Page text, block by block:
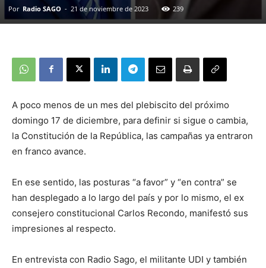
Por Radio SAGO - 21 de noviembre de 2023 239
A poco menos de un mes del plebiscito del próximo
domingo 17 de diciembre, para definir si sigue o cambia,
la Constitución de la República, las campañas ya entraron
en franco avance.
En ese sentido, las posturas “a favor” y “en contra” se
han desplegado a lo largo del país y por lo mismo, el ex
consejero constitucional Carlos Recondo, manifestó sus
impresiones al respecto.
En entrevista con Radio Sago, el militante UDI y también